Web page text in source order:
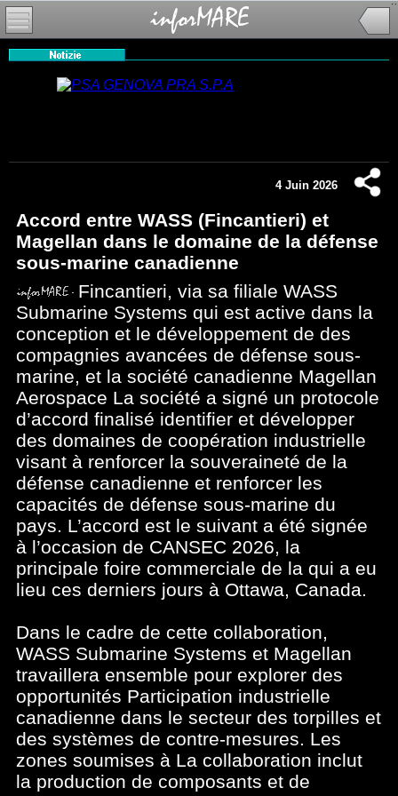
4 Juin 2026
Accord entre WASS (Fincantieri) et
Magellan dans le domaine de la défense
sous-marine canadienne
Fincantieri, via sa filiale WASS
Submarine Systems qui est active dans la
conception et le développement de des
compagnies avancées de défense sous-
marine, et la société canadienne Magellan
Aerospace La société a signé un protocole
d’accord finalisé identifier et développer
des domaines de coopération industrielle
visant à renforcer la souveraineté de la
défense canadienne et renforcer les
capacités de défense sous-marine du
pays. L’accord est le suivant a été signée
à l’occasion de CANSEC 2026, la
principale foire commerciale de la qui a eu
lieu ces derniers jours à Ottawa, Canada.
Dans le cadre de cette collaboration,
WASS Submarine Systems et Magellan
travaillera ensemble pour explorer des
opportunités Participation industrielle
canadienne dans le secteur des torpilles et
des systèmes de contre-mesures. Les
zones soumises à La collaboration inclut
la production de composants et de